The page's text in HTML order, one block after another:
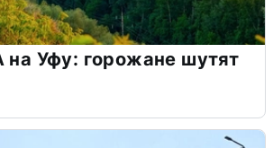
Уфу: горожане шутят